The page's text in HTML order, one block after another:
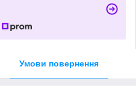
Умови повернення